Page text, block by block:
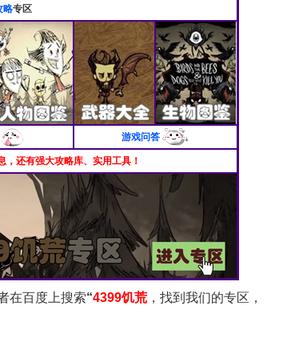
略专区
游戏问答
，还有强大攻略库、实用工具！
在百度上搜索“4399饥荒 ，找到我们的专区，